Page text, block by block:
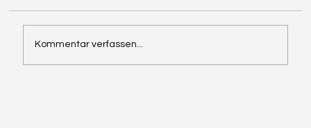
Kommentar verfassen...